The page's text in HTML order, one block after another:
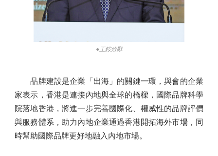
●王銨致辭
品牌建設是企業「出海」的關鍵一環，與會的企業
家表示，香港是連接內地與全球的橋樑，國際品牌科學
院落地香港，將進一步完善國際化、權威性的品牌評價
與服務體系，助力內地企業通過香港開拓海外市場，同
時幫助國際品牌更好地融入內地市場。